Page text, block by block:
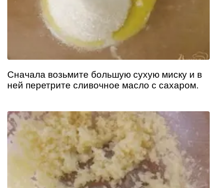
Сначала возьмите большую сухую миску и в
ней перетрите сливочное масло с сахаром.